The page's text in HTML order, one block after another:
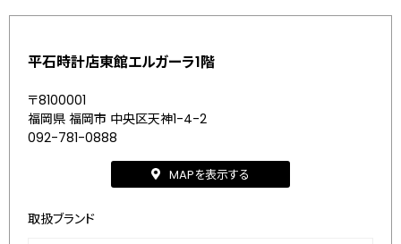
平石時計店東館エルガーラ1階
〒8100001
福岡県 福岡市 中央区天神1-4-2
092-781-0888
MAPを表示する
取扱ブランド